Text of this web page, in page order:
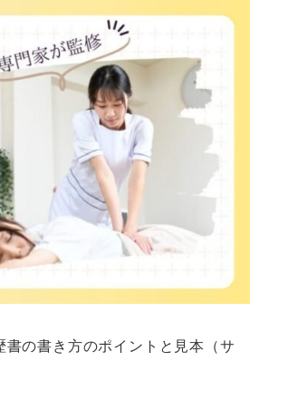
の書き方のポイントと見本（サ